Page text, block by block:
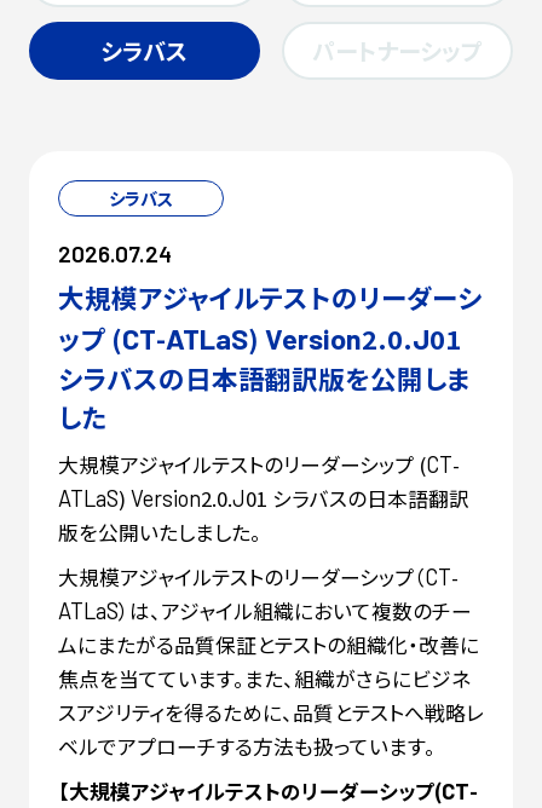
シラバス パートナーシップ
シラバス
2026.07.24
大規模アジャイルテストのリーダーシ
ップ (CT-ATLaS) Version2.0.J01
シラバスの日本語翻訳版を公開しま
した
大規模アジャイルテストのリーダーシップ (CT-
ATLaS) Version2.0.J01 シラバスの日本語翻訳
版を公開いたしました。
大規模アジャイルテストのリーダーシップ（CT-
ATLaS）は、アジャイル組織において複数のチー
ムにまたがる品質保証とテストの組織化・改善に
焦点を当てています。また、組織がさらにビジネ
スアジリティを得るために、品質とテストへ戦略レ
ベルでアプローチする方法も扱っています。
【大規模アジャイルテストのリーダーシップ(CT-